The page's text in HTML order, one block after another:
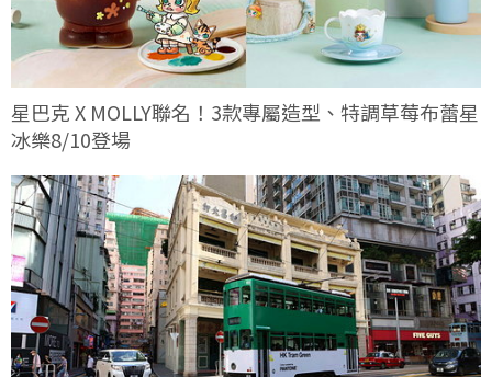
星巴克 X MOLLY聯名！3款專屬造型、特調草莓布蕾星
冰樂8/10登場